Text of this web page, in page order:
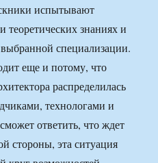
испытывают
теоретических знаниях и
специализации.
еще и потому, что
распределилась
технологами и
ответить, что ждет
стороны, эта ситуация